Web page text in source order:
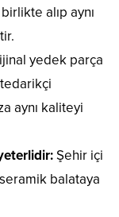
alıp aynı
yedek parça
aynı kaliteyi
Şehir içi
balataya